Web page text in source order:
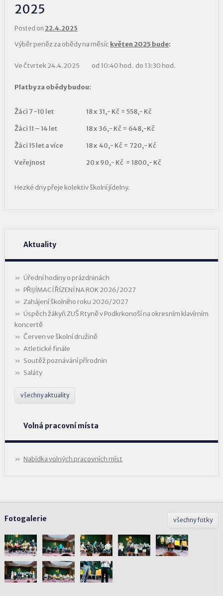
2025
Posted on 22.4.2025
Výběr peněz za obědy na měsíc květen2025 bude:
Ve čtvrtek 24.4.2025 od 10:40 hod. do 13:30 hod.
Platby za obědy budou:
Žáci 7 -10 let
18 x 31,- Kč = 558,- Kč
Žáci 11 – 14 let
18 x 36,- Kč = 648,-Kč
Žáci 15 let a více
18 x 40,- Kč = 720,- Kč
Veřejnost
20 x 90,- Kč = 1800,- Kč
Hezké dny přeje kolektiv školní jídelny.
Aktuality
Úřední hodiny o prázdninách
PŘIJÍMACÍ ŘÍZENÍ NA ROK 2026/2027
Zahájení školního roku 2026/2027
Úspěch žákyň ZUŠ Rtyně v Podkrkonoší na okresním klavírním
koncertě
Červen ve školní družině
Atletické finále
Soutěž poznávání přírodnin
Saláty
všechny aktuality
Volná pracovní místa
Nabídka volných pracovních míst
všechny fotky
Fotogalerie